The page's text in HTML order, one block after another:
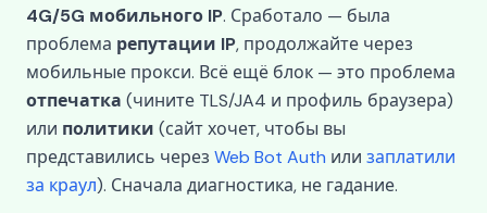
4G/5G мобильного IP. Сработало — была
проблема репутации IP, продолжайте через
мобильные прокси. Всё ещё блок — это проблема
отпечатка (чините TLS/JA4 и профиль браузера)
или политики (сайт хочет, чтобы вы
представились через Web Bot Auth или заплатили
за краул). Сначала диагностика, не гадание.